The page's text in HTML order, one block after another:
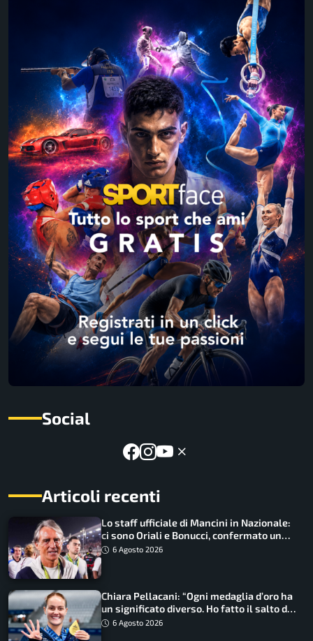
Social
Articoli recenti
Lo staff ufficiale di Mancini in Nazionale:
ci sono Oriali e Bonucci, confermato un
ritorno
6 Agosto 2026
Chiara Pellacani: “Ogni medaglia d’oro ha
un significato diverso. Ho fatto il salto di
qualità”
6 Agosto 2026